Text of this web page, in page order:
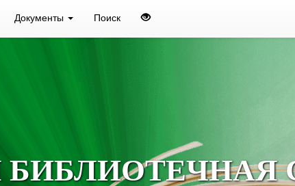
Документы Поиск
БИБЛИОТЕЧНАЯ